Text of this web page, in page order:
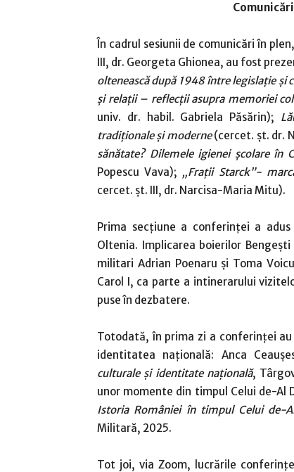
În cadrul sesiunii de comunicări în
III, dr. Georgeta Ghionea, au fost
oltenească după 1948 între legislație și
și relații – reflecții asupra memoriei
univ. dr. habil. Gabriela Păsărin);
tradiţionale şi moderne(cercet. șt. dr.
sănătate? Dilemele igienei școlare în
Popescu Vava); „Frații Starck”-
cercet. șt. III, dr. Narcisa-Maria Mitu).
Prima secțiune a conferinței a
Oltenia. Implicarea boierilor
militari Adrian Poenaru și Toma
Carol I, ca parte a intinerarului
puse în dezbatere.
Totodată, în prima zi a conferinței
identitatea națională: Anca
culturale și identitate națională,
unor momente din timpul Celui de-Al
Istoria României în timpul Celui de-
Militară, 2025.
Tot joi, via Zoom, lucrările